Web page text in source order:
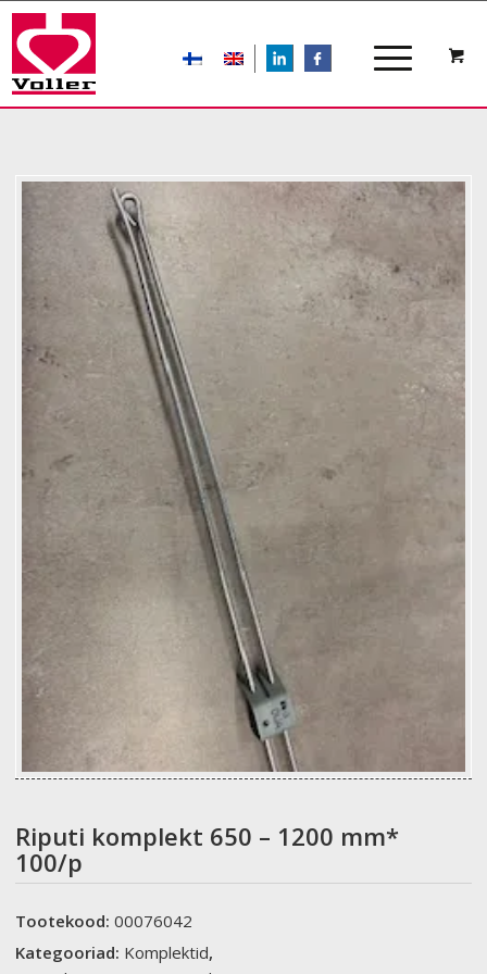
LIn
Riputi komplekt 650 – 1200 mm*
100/p
Tootekood:00076042
Kategooriad: Komplektid,